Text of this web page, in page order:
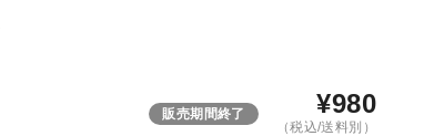
販売期間終了 ¥980
（税込/送料別）